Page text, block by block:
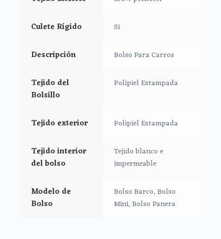
Culete rígido.
Culete Rígido Si
Descripción Bolso Para Carros
Tejido del
Bolsillo
Polipiel Estampada
Tejido exterior Polipiel Estampada
Tejido interior
del bolso
Tejido blanco e
impermeable
Modelo de
Bolso
Bolso Barco, Bolso
Mini, Bolso Panera